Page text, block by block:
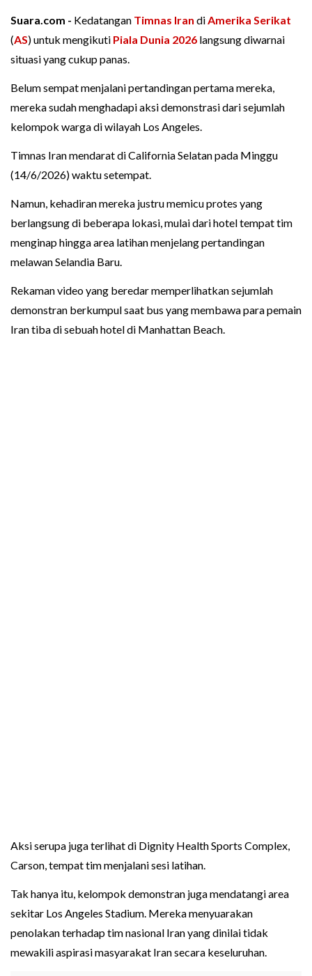
Suara.com - Kedatangan Timnas Iran diAmerika Serikat
(AS) untuk mengikuti Piala Dunia 2026 langsung diwarnai
situasi yang cukup panas.
Belum sempat menjalani pertandingan pertama mereka,
mereka sudah menghadapi aksi demonstrasi dari sejumlah
kelompok warga di wilayah Los Angeles.
Timnas Iran mendarat di California Selatan pada Minggu
(14/6/2026) waktu setempat.
Namun, kehadiran mereka justru memicu protes yang
berlangsung di beberapa lokasi, mulai dari hotel tempat tim
menginap hingga area latihan menjelang pertandingan
melawan Selandia Baru.
Rekaman video yang beredar memperlihatkan sejumlah
demonstran berkumpul saat bus yang membawa para pemain
Iran tiba di sebuah hotel di Manhattan Beach.
Aksi serupa juga terlihat di Dignity Health Sports Complex,
Carson, tempat tim menjalani sesi latihan.
Tak hanya itu, kelompok demonstran juga mendatangi area
sekitar Los Angeles Stadium. Mereka menyuarakan
penolakan terhadap tim nasional Iran yang dinilai tidak
mewakili aspirasi masyarakat Iran secara keseluruhan.